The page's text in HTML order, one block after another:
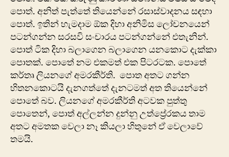
පොත්. අනිත් පැත්තේ තියෙන්නේ රසාස්වාදනය සඳහා
පොත්. ඉතින් හැමදාම ඕක දිහා අනිමිස ලෝචනයෙන්
පටන්ගන්න සරසවි සංචාරය පටන්ගන්නේ එතැනින්.
පොත් ටික දිහා බලාගෙන බලාගෙන යනකොට දැක්කා
පොතක්. පොතේ නම එකමත් එක පිටරටක. පොතේ
කර්තෘ ලියනගේ අමරකීර්ති. පොත අතට ගන්න
හිතනකොටයි දැනගත්තේ දැනටමත් ‍අත තියෙන්නේ
පොතේ බව. ලියනගේ අමරකීර්ති අටවක පුත්තු
පොතෙන්, පොත් අල්ලන්න දුන්නු උත්ප්‍රේරකය තාම
අතට අමතක වෙලා නෑ කියලා හිතුනේ ඒ වෙලාවේ
තමයි.